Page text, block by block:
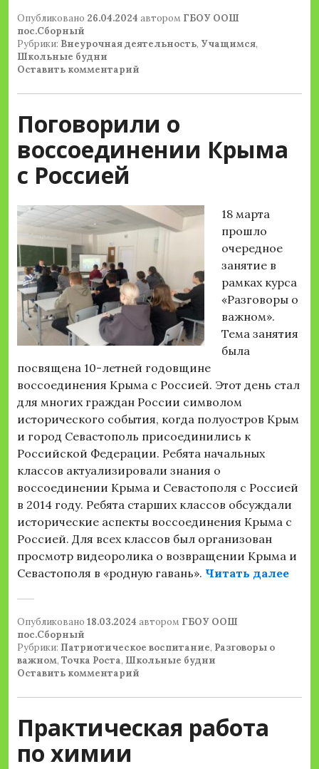
Опубликовано 26.04.2024 автором ГБОУ ООШ
пос.Сборный
Рубрики: Внеурочная деятельность, Учащимся,
Школьные будни
Оставить комментарий
Поговорили о
воссоединении Крыма
с Россией
18 марта
прошло
очередное
занятие в
рамках курса
«Разговоры о
важном».
Тема занятия
была
посвящена 10-летней годовщине
воссоединения Крыма с Россией. Этот день стал
для многих граждан России символом
исторического события, когда полуостров Крым
и город Севастополь присоединились к
Российской Федерации. Ребята начальных
классов актуализировали знания о
воссоединении Крыма и Севастополя с Россией
в 2014 году. Ребята старших классов обсуждали
исторические аспекты воссоединения Крыма с
Россией. Для всех классов был организован
просмотр видеоролика о возвращении Крыма и
Севастополя в «родную гавань». Читать далее
Опубликовано 18.03.2024 автором ГБОУ ООШ
пос.Сборный
Рубрики: Патриотическое воспитание, Разговоры о
важном, Точка Роста, Школьные будни
Оставить комментарий
Практическая работа
по химии